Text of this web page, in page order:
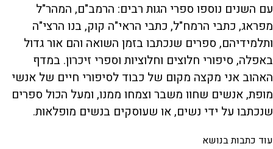
עם השנים נוספו ספרי הגות רבים: הרמב"ם, המהר"ל
מפראג, כתבי הרמח"ל, כתבי הראי"ה קוק, בנו הרצי"ה
ותלמידיהם, ספרים שנכתבו בזמן השואה והם אור גדול
באפלה, סיפורי חלוצים וחלוציות וספרי זיכרון. במדף
האהוב אני מקצה מקום של כבוד לסיפורי חיים של אנשי
מופת, אנשים שחוו משבר וצמחו ממנו, ומעל הכול ספרים
שנכתבו על ידי נשים, או שעוסקים בנשים מופלאות.
עוד כתבות בנושא